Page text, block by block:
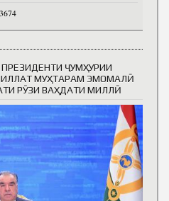
ҶУМҲУРИИ
МУҲТАРАМ ЭМОМАЛӢ
РӮЗИ ВАҲДАТИ МИЛЛӢ